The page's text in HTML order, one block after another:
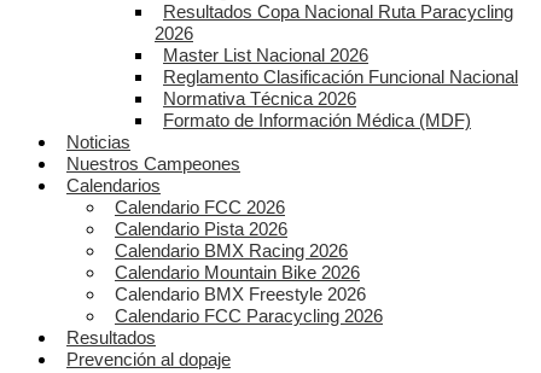
Resultados Copa Nacional Ruta Paracycling
2026
Master List Nacional 2026
Reglamento Clasificación Funcional Nacional
Normativa Técnica 2026
Formato de Información Médica (MDF)
Noticias
Nuestros Campeones
Calendarios
Calendario FCC 2026
Calendario Pista 2026
Calendario BMX Racing 2026
Calendario Mountain Bike 2026
Calendario BMX Freestyle 2026
Calendario FCC Paracycling 2026
Resultados
Prevención al dopaje